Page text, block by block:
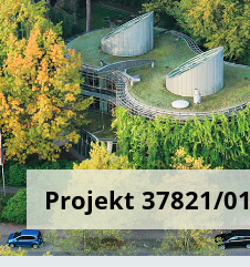
Projekt 37821/01